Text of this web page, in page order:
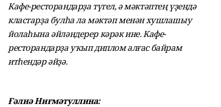
Кафе-ресторандарҙа түгел, ә мәктәптең үҙендә
кластарҙа булһа ла мәктәп менән хушлашыу
йолаһына әйләндерер кәрәк ине. Кафе-
ресторандарҙа уҡып диплом алғас байрам
итһендәр әйҙә.
Ғәлиә Ниғмәтуллина: